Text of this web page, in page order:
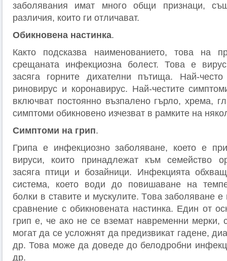
заболявания имат много общи признаци,
различия, които ги отличават.
Обикновена настинка.
Както подсказва наименованието, това на
срещаната инфекциозна болест. Това е
засяга горните дихателни пътища. Най-
риновирус и коронавирус. Най-честите
включват постоянно възпалено гърло, хрема,
симптоми обикновено изчезват в рамките на
Симптоми на грип.
Грипа е инфекциозно заболяване, което е
вируси, които принадлежат към семейство
засяга птици и бозайници. Инфекцията
система, което води до повишаване на
болки в ставите и мускулите. Това заболяване
сравнение с обикновената настинка. Един от
грип е, че ако не се вземат навременни мерки,
могат да се усложнят да предизвикат гадене,
др. Това може да доведе до белодробни
др.